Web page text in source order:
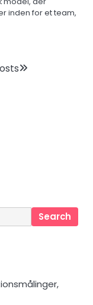
inden for et team,